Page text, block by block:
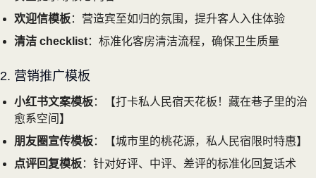
欢迎信模板：营造宾至如归的氛围，提升客人入住体验
清洁 checklist：标准化客房清洁流程，确保卫生质量
2. 营销推广模板
小红书文案模板：【打卡私人民宿天花板！藏在巷子里的治
愈系空间】
朋友圈宣传模板：【城市里的桃花源，私人民宿限时特惠】
点评回复模板：针对好评、中评、差评的标准化回复话术